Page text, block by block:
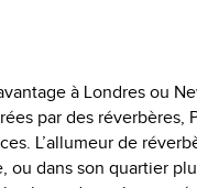
à Londres ou
par des réverbères,
L’allumeur de
ou dans son quartier